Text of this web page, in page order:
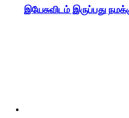
இயேசுவிடம் இருப்பது